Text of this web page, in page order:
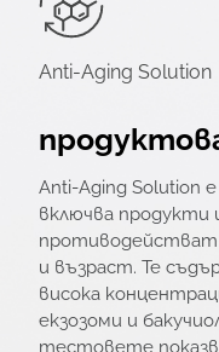
Anti-Aging Solution
Anti-Aging Solution
включва
противодействат
и възраст. Те
висока
екзозоми и
тестовете